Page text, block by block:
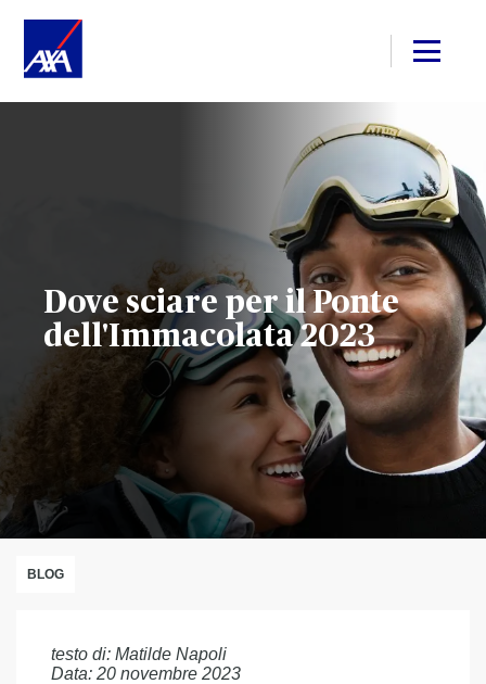
Dove sciare per il Ponte
dell'Immacolata 2023
BLOG
testo di: Matilde Napoli
Data: 20 novembre 2023